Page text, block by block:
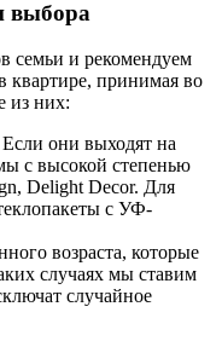
выбора
семьи и рекомендуем
квартире, принимая во
из них:
они выходят на
с высокой степенью
Delight Decor. Для
с УФ-
возраста, которые
случаях мы ставим
случайное